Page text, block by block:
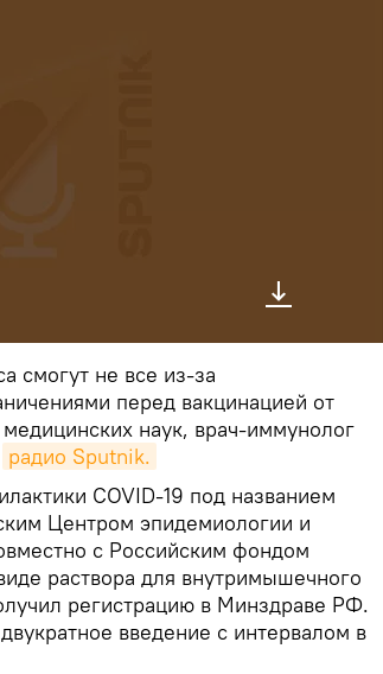
смогут не все из-за
перед вакцинацией от
наук, врач-иммунолог
радио Sputnik.
COVID-19 под названием
Центром эпидемиологии и
с Российским фондом
раствора для внутримышечного
регистрацию в Минздраве РФ.
введение с интервалом в